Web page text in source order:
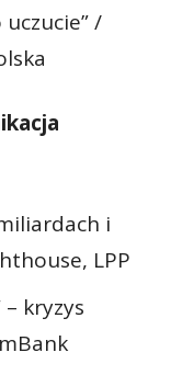
/
i
LPP
kryzys